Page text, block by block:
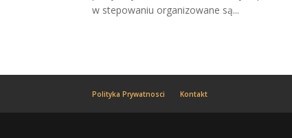
w stepowaniu organizowane są...
Polityka Prywatnosci Kontakt